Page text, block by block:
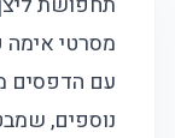
מסרטי אימה
עם הדפסים
נוספים,